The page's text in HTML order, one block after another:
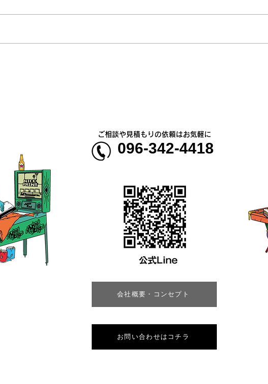
会社概要・コンセプト
ご相談や見積もりの依頼はお気軽に
096-342-4418
お問い合わせはコチラ